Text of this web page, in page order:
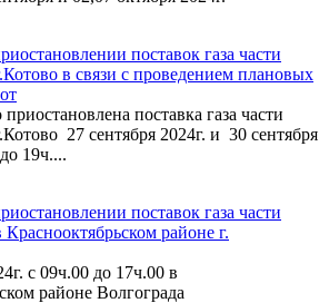
поставок газа части
в связи с проведением плановых
поставка газа части
27 сентября 2024г. и 30 сентября
19ч....
поставок газа части
Краснооктябрьском районе г.
с 09ч.00 до 17ч.00 в
районе Волгограда